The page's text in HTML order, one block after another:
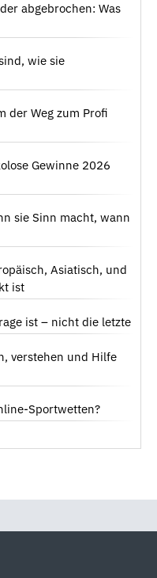
abgebrochen: Was
wie sie
der Weg zum Profi
Gewinne 2026
sie Sinn macht, wann
Asiatisch, und
ist
ist – nicht die letzte
verstehen und Hilfe
Sportwetten?